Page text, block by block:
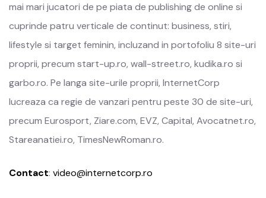
mai mari jucatori de pe piata de publishing de online si
cuprinde patru verticale de continut: business, stiri,
lifestyle si target feminin, incluzand in portofoliu 8 site-uri
proprii, precum start-up.ro, wall-street.ro, kudika.ro si
garbo.ro. Pe langa site-urile proprii, InternetCorp
lucreaza ca regie de vanzari pentru peste 30 de site-uri,
precum Eurosport, Ziare.com, EVZ, Capital, Avocatnet.ro,
Stareanatiei.ro, TimesNewRoman.ro.
Contact: video@internetcorp.ro